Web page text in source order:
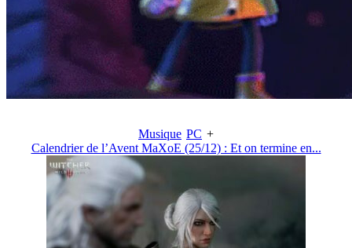
Musique PC +
Calendrier de l’Avent MaXoE (25/12) : Et on termine en...